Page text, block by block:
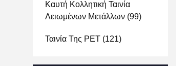
Καυτή Κολλητική Ταινία
Λειωμένων Μετάλλων (99)
Ταινία Της PET (121)